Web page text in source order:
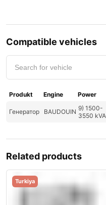
Compatible vehicles
Produkt Engine Power
Генератор BAUDOUIN 9) 1500-
3550 kVA
Related products
Turkiya